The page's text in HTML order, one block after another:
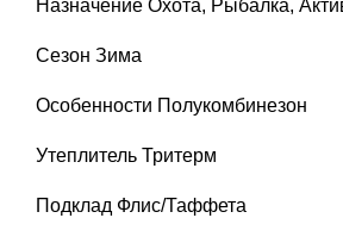
Назначение Охота, Рыбалка,
Сезон Зима
Особенности Полукомбинезон
Утеплитель Тритерм
Подклад Флис/Таффета